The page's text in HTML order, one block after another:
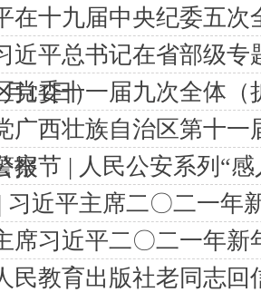
在十九届中央纪委五次
近平总书记在省部级
11日）
党委十一届九次全体（
广西壮族自治区第十
报
察节 | 人民公安系列“
习近平主席二〇二一年
席习近平二〇二一年新
民教育出版社老同志